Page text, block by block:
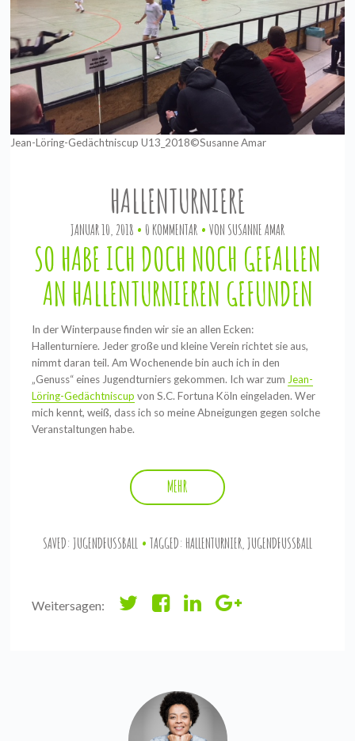
Jean-Löring-Gedächtniscup U13_2018©Susanne Amar
HALLENTURNIERE
JANUAR 10, 2018 0 KOMMENTAR VON SUSANNE AMAR
SO HABE ICH DOCH NOCH GEFALLEN
AN HALLENTURNIEREN GEFUNDEN
In der Winterpause finden wir sie an allen Ecken:
Hallenturniere. Jeder große und kleine Verein richtet sie aus,
nimmt daran teil. Am Wochenende bin auch ich in den
„Genuss“ eines Jugendturniers gekommen. Ich war zum Jean-
Löring-Gedächtniscup von S.C. Fortuna Köln eingeladen. Wer
mich kennt, weiß, dass ich so meine Abneigungen gegen solche
Veranstaltungen habe.
MEHR
SAVED:JUGENDFUSSBALL TAGGED: HALLENTURNIER,JUGENDFUSSBALL
Weitersagen: